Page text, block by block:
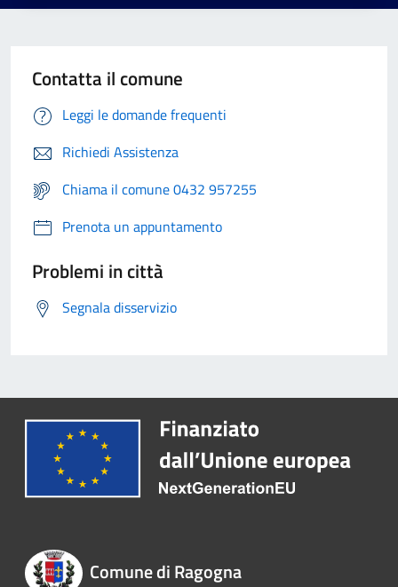
Contatta il comune
Leggi le domande frequenti
Richiedi Assistenza
Chiama il comune 0432 957255
Prenota un appuntamento
Problemi in città
Segnala disservizio
Comune di Ragogna